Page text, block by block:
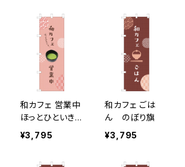
和カフェ 営業中
ほっとひといき…
抹茶 のぼり旗
¥3,795
和カフェ ごは
ん のぼり旗
¥3,795